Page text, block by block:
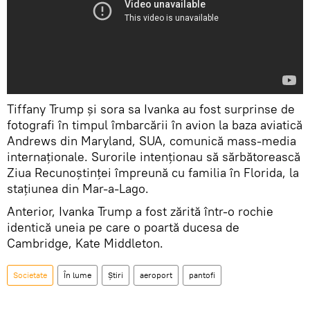
Tiffany Trump și sora sa Ivanka au fost surprinse de
fotografi în timpul îmbarcării în avion la baza aviatică
Andrews din Maryland, SUA, comunică mass-media
internaționale. Surorile intenționau să sărbătorească
Ziua Recunoștinței împreună cu familia în Florida, la
stațiunea din Mar-a-Lago.
Anterior, Ivanka Trump a fost zărită într-o rochie
identică uneia pe care o poartă ducesa de
Cambridge, Kate Middleton.
Societate În lume Știri aeroport pantofi